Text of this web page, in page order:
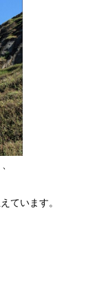
ています。